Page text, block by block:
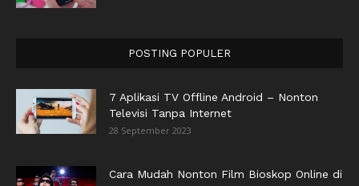
POSTING POPULER
7 Aplikasi TV Offline Android – Nonton
Televisi Tanpa Internet
28 September 2023
Cara Mudah Nonton Film Bioskop Online di